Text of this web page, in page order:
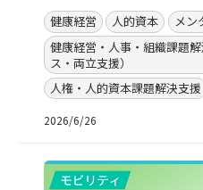
健康経営 人的資本 メン
健康経営・人事・組織課題
ス・両立支援）
人権・人的資本課題解決支援
2026/6/26